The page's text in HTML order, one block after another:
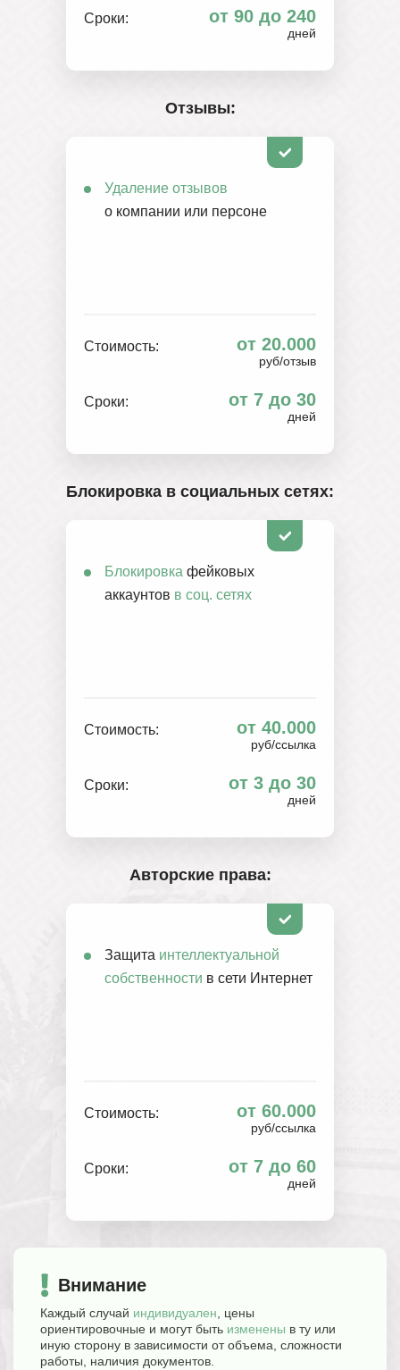
Сроки: от 90 до 240
дней
Отзывы:
Удаление отзывов
о компании или персоне
Стоимость: от 20.000
руб/отзыв
Сроки: от 7 до 30
дней
Блокировка в социальных сетях:
Блокировка фейковых
аккаунтов в соц. сетях
Стоимость: от 40.000
руб/ссылка
Сроки: от 3 до 30
дней
Авторские права:
Защита интеллектуальной
собственности в сети Интернет
Стоимость: от 60.000
руб/ссылка
Сроки: от 7 до 60
дней
Внимание
Каждый случай индивидуален , цены
ориентировочные и могут быть изменены в ту или
иную сторону в зависимости от объема, сложности
работы, наличия документов.